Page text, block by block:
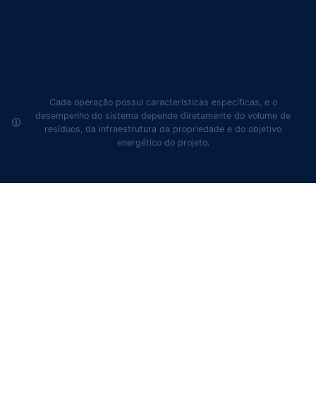
Cada operação possui características específicas, e o
desempenho do sistema depende diretamente do volume de
resíduos, da infraestrutura da propriedade e do objetivo
energético do projeto.